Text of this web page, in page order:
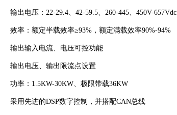
输出电压：22-29.4、42-59.5、260-445、450V-657Vdc
效率：额定半载效率≥93%，额定满载效率90%-94%
输出输入电流、电压可控功能
输出电压、输出限流点设置
功率：1.5KW-30KW、极限带载36KW
采用先进的DSP数字控制，并搭配CAN总线